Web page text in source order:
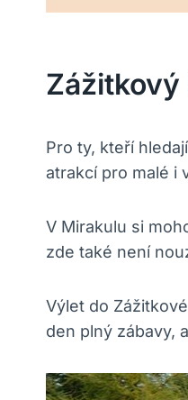
Zážitkový
Pro ty, kteří
atrakcí pro malé i
V Mirakulu si
zde také není
Výlet do
den plný zábavy,